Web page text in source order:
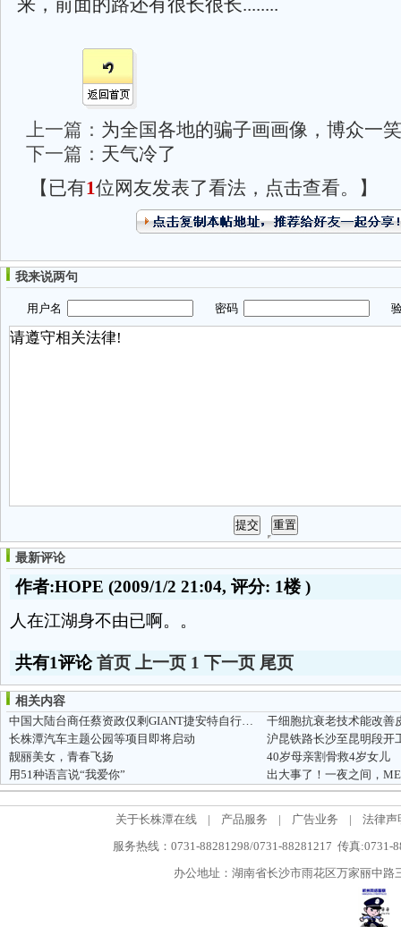
来，前面的路还有很长很长........
上一篇： 为全国各地的骗子画画像，博众一
下一篇： 天气冷了
【已有1位网友发表了看法，点击查看。】
我来说两句
用户名 密码 验
最新评论
作者:HOPE (2009/1/2 21:04, 评分: 1楼)
人在江湖身不由已啊。。
共有1评论首页 上一页 1 下一页 尾页
相关内容
中国大陆台商任蔡资政仅剩GIANT捷安特自行车品牌巨大董座刘金标一人
长株潭汽车主题公园等项目即将启动
沪昆铁路长沙至昆明段开
靓丽美女，青春飞扬
40岁母亲割骨救4岁女儿
用51种语言说“我爱你”
关于长株潭在线 | 产品服务 | 广告业务 |
法律声
服务热线：0731-88281298/0731-88281217 传真:0731-
办公地址：湖南省长沙市雨花区万家丽中